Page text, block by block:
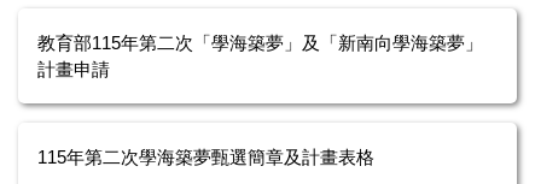
教育部115年第二次「學海築夢」及「新南向學海築夢」
計畫申請
115年第二次學海築夢甄選簡章及計畫表格